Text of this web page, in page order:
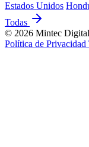
Estados Unidos
Todas
© 2026 Mintec Digital
Política de Privacidad